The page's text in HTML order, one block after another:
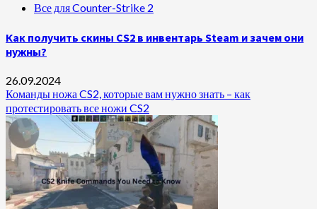
Все для Counter-Strike 2
Как получить скины CS2 в инвентарь Steam и зачем они
нужны?
26.09.2024
Команды ножа CS2, которые вам нужно знать – как
протестировать все ножи CS2